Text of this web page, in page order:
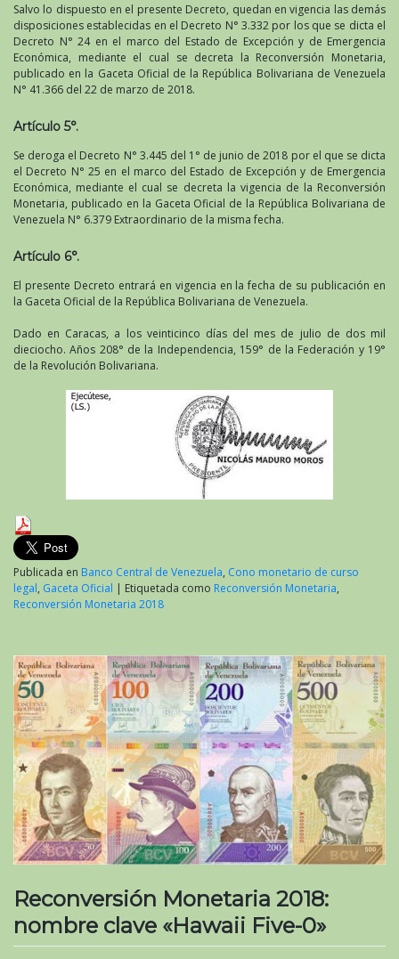
Salvo lo dispuesto en el presente Decreto, quedan en vigencia las demás
disposiciones establecidas en el Decreto N° 3.332 por los que se dicta el
Decreto N° 24 en el marco del Estado de Excepción y de Emergencia
Económica, mediante el cual se decreta la Reconversión Monetaria,
publicado en la Gaceta Oficial de la República Bolivariana de Venezuela
N° 41.366 del 22 de marzo de 2018.
Artículo 5°.
Se deroga el Decreto N° 3.445 del 1° de junio de 2018 por el que se dicta
el Decreto N° 25 en el marco del Estado de Excepción y de Emergencia
Económica, mediante el cual se decreta la vigencia de la Reconversión
Monetaria, publicado en la Gaceta Oficial de la República Bolivariana de
Venezuela N° 6.379 Extraordinario de la misma fecha.
Artículo 6°.
El presente Decreto entrará en vigencia en la fecha de su publicación en
la Gaceta Oficial de la República Bolivariana de Venezuela.
Dado en Caracas, a los veinticinco días del mes de julio de dos mil
dieciocho. Años 208° de la Independencia, 159° de la Federación y 19°
de la Revolución Bolivariana.
Publicada en Banco Central de Venezuela, Cono monetario de curso
legal, Gaceta Oficial | Etiquetada como Reconversión Monetaria,
Reconversión Monetaria 2018
Reconversión Monetaria 2018:
nombre clave «Hawaii Five-0»